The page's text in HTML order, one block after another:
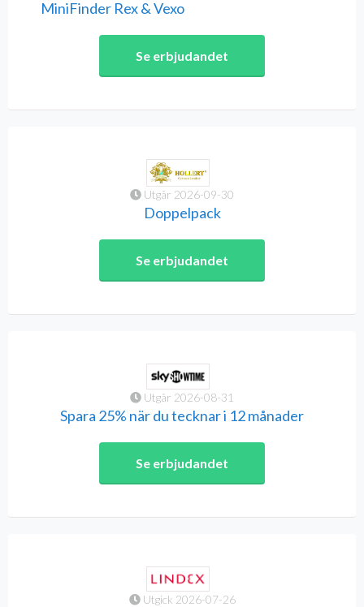
MiniFinder Rex & Vexo
Se erbjudandet
Utgår 2026-09-30
Doppelpack
Se erbjudandet
Utgår 2026-08-31
Spara 25% när du tecknar i 12 månader
Se erbjudandet
Utgick 2026-07-26